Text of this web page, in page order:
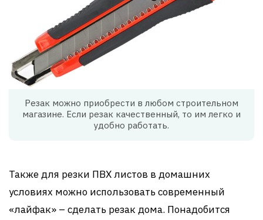
Резак можно приобрести в любом строительном
магазине. Если резак качественный, то им легко и
удобно работать.
Также для резки ПВХ листов в домашних
условиях можно использовать современный
«лайфак» – сделать резак дома. Понадобится